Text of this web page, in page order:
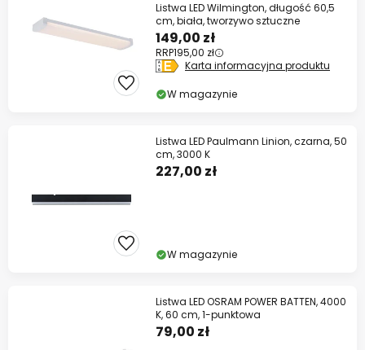
Listwa LED Wilmington, długość 60,5
cm, biała, tworzywo sztuczne
149,00 zł
RRP195,00 zł
Karta informacyjna produktu
W magazynie
Listwa LED Paulmann Linion, czarna, 50
cm, 3000 K
227,00 zł
W magazynie
Listwa LED OSRAM POWER BATTEN, 4000
K, 60 cm, 1-punktowa
79,00 zł